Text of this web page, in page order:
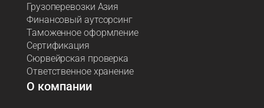
Грузоперевозки Азия
Финансовый аутсорсинг
Таможенное оформление
Сертификация
Сюрвейрская проверка
Ответственное хранение
О компании